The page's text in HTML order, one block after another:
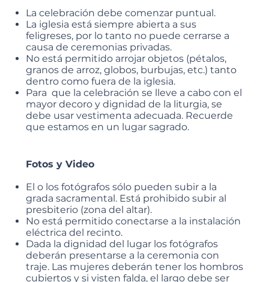
La celebración debe comenzar puntual.
La iglesia está siempre abierta a sus
feligreses, por lo tanto no puede cerrarse a
causa de ceremonias privadas.
No está permitido arrojar objetos (pétalos,
granos de arroz, globos, burbujas, etc.) tanto
dentro como fuera de la iglesia.
Para que la celebración se lleve a cabo con el
mayor decoro y dignidad de la liturgia, se
debe usar vestimenta adecuada. Recuerde
que estamos en un lugar sagrado.
Fotos y Video
El o los fotógrafos sólo pueden subir a la
grada sacramental. Está prohibido subir al
presbiterio (zona del altar).
No está permitido conectarse a la instalación
eléctrica del recinto.
Dada la dignidad del lugar los fotógrafos
deberán presentarse a la ceremonia con
traje. Las mujeres deberán tener los hombros
cubiertos y si visten falda, el largo debe ser